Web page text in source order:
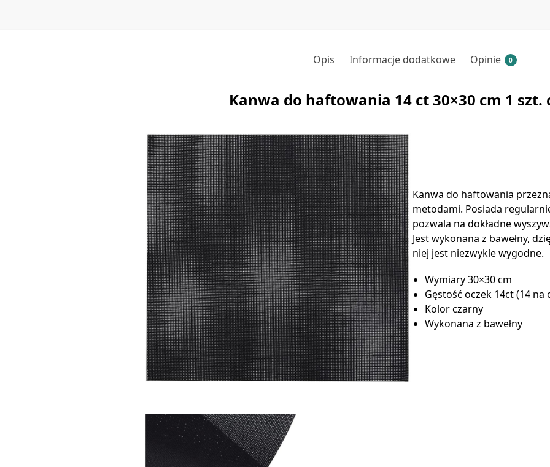
Opis Informacje dodatkowe Opinie 0
Kanwa do haftowania 14 ct 30×30 cm 1 szt.
Kanwa do haftowania
metodami. Posiada
pozwala na dokładne
Jest wykonana z bawełny,
niej jest niezwykle wygodne.
Wymiary 30×30 cm
Gęstość oczek 14ct (14 na
Kolor czarny
Wykonana z bawełny